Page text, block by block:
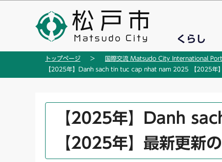
先
くらし
トップページ 国際交流 Matsudo City International
【2025年】Danh sach tin tuc cap nhat nam 2025 【2025年
か
【2025年】Danh
【2025年】最新更新